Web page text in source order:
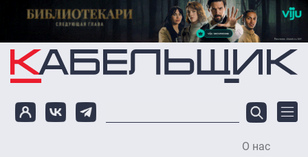
Перейти к основному содержанию
О нас